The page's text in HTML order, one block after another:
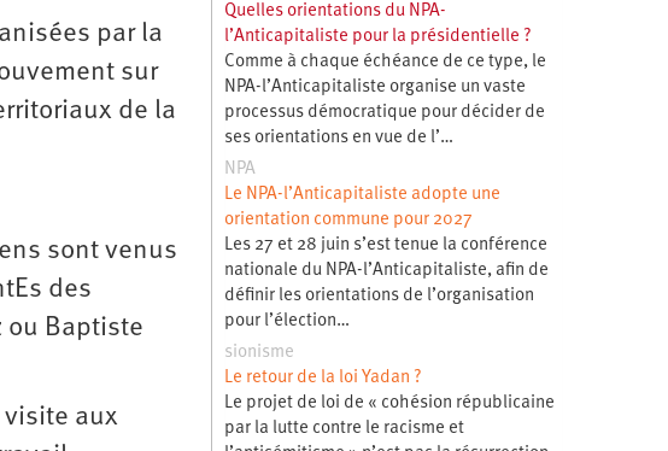
par la
sur
de la
sont venus
des
ou Baptiste
aux
Quelles orientations du NPA-
l’Anticapitaliste pour la présidentielle ?
Comme à chaque échéance de ce type, le
NPA-l’Anticapitaliste organise un vaste
processus démocratique pour décider de
ses orientations en vue de l’…
NPA
Le NPA-l’Anticapitaliste adopte une
orientation commune pour 2027
Les 27 et 28 juin s’est tenue la conférence
nationale du NPA-l’Anticapitaliste, afin de
définir les orientations de l’organisation
pour l’élection…
sionisme
Le retour de la loi Yadan ?
Le projet de loi de « cohésion républicaine
par la lutte contre le racisme et